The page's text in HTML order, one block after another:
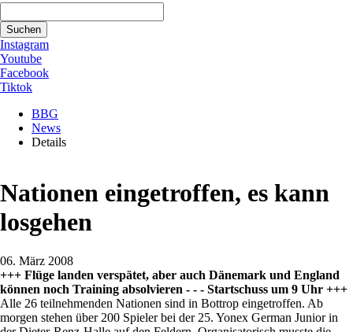
Suchen
Instagram
Youtube
Facebook
Tiktok
BBG
News
Details
Nationen eingetroffen, es kann
losgehen
06. März 2008
+++ Flüge landen verspätet, aber auch Dänemark und England
können noch Training absolvieren - - - Startschuss um 9 Uhr +++
Alle 26 teilnehmenden Nationen sind in Bottrop eingetroffen. Ab
morgen stehen über 200 Spieler bei der 25. Yonex German Junior in